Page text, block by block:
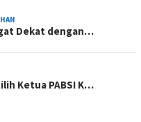
Dekat dengan…
Ketua PABSI K…